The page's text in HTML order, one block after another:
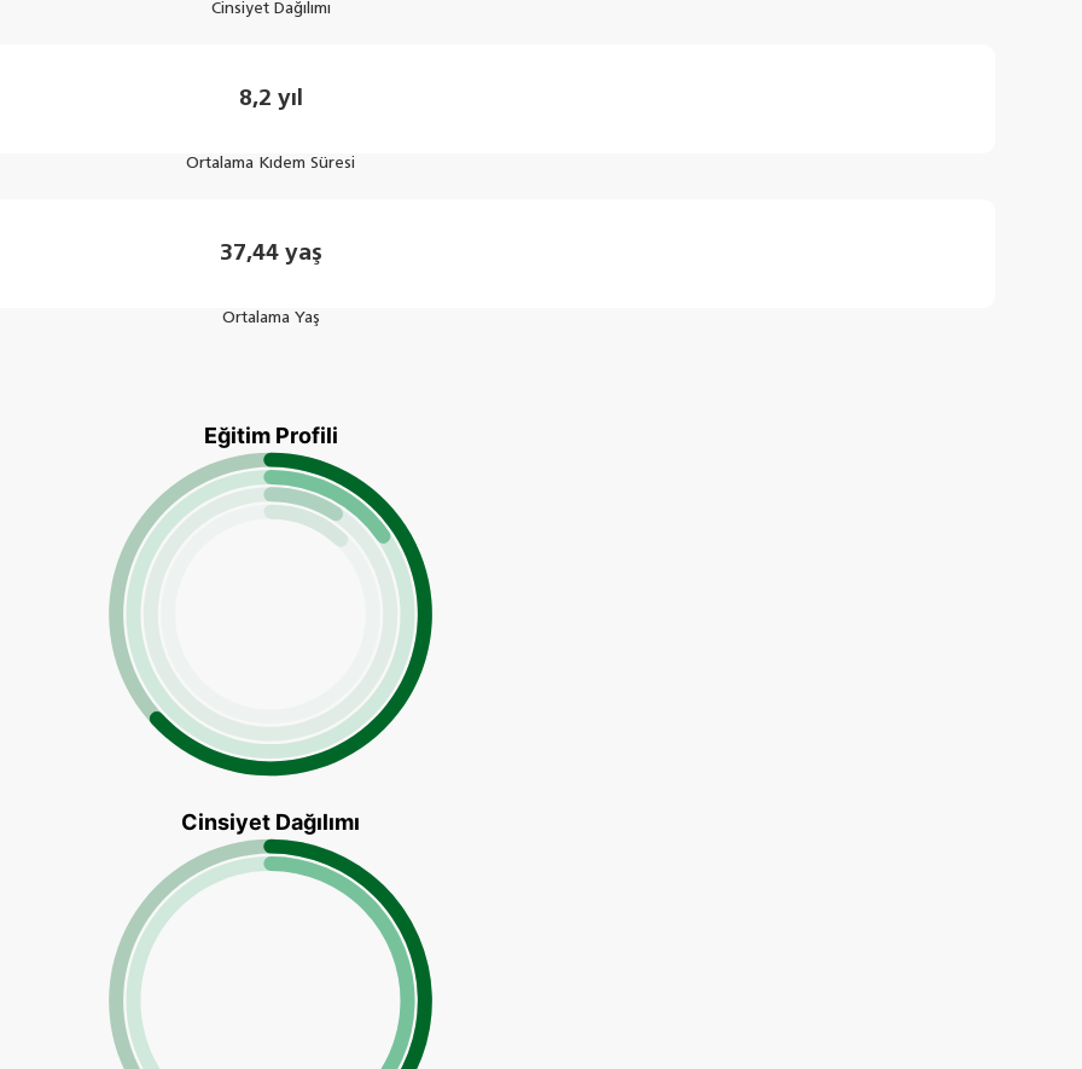
Cinsiyet Dağılımı
8,2 yıl
Ortalama Kıdem Süresi
37,44 yaş
Ortalama Yaş
from 9.23 to 63.21.
Eğitim Profili
from 49.26 to 50.74.
Cinsiyet Dağılımı